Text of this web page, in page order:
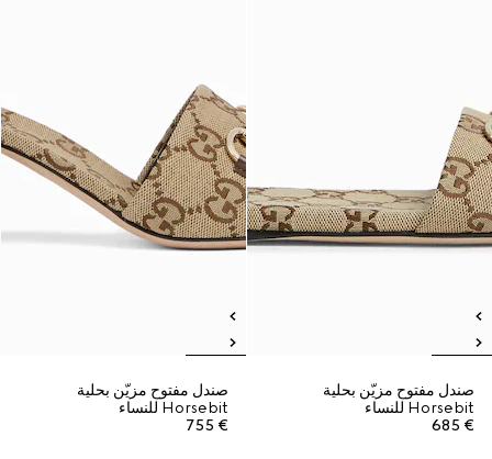
صندل مفتوح مزيّن بحلية
Horsebit للنساء
€ 685
صندل مفتوح مزيّن بحلية
Horsebit للنساء
€ 755